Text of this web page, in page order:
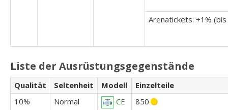
Arenatickets: +1%
Liste der Ausrüstungsgegenstände
Qualität Seltenheit Modell
Einzelteile
10%
Normal
CE
850